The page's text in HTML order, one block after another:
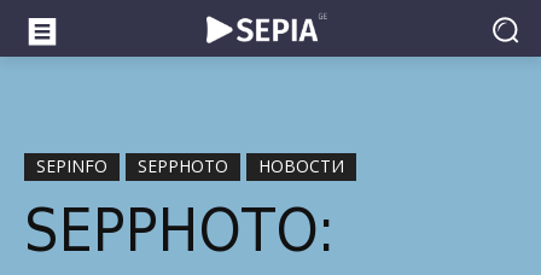
SEPINFO SEPPHOTO НОВОСТИ
SEPPHOTO: